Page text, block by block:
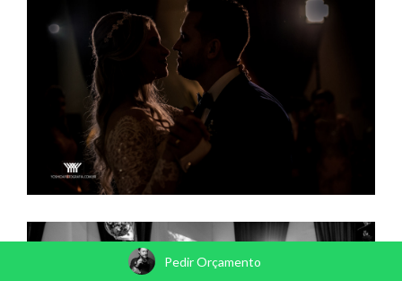
Pedir Orçamento